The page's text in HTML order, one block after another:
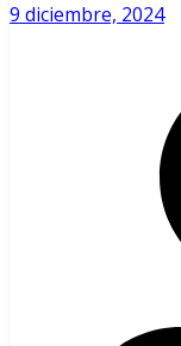
9 diciembre, 2024